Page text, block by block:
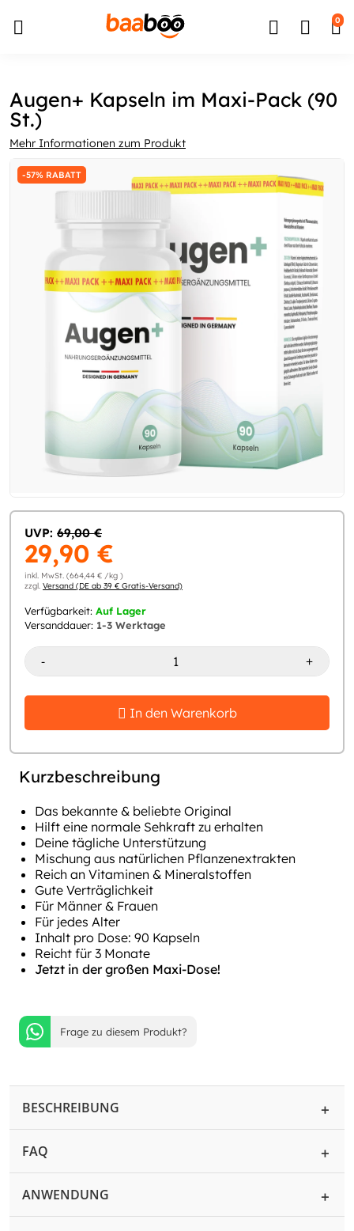
Zum Inhalt springen
Zum Menü springen
Barrierefreiheits-Widget öffnen 0
Augen+ Kapseln im Maxi-Pack (90
St.)
Mehr Informationen zum Produkt
-57% RABATT
Kurzbeschreibung
Das bekannte & beliebte Original
Hilft eine normale Sehkraft zu erhalten
Deine tägliche Unterstützung
Mischung aus natürlichen Pflanzenextrakten
Reich an Vitaminen & Mineralstoffen
Gute Verträglichkeit
Für Männer & Frauen
Für jedes Alter
Inhalt pro Dose: 90 Kapseln
Reicht für 3 Monate
Jetzt in der großen Maxi-Dose!
Frage zu diesem Produkt?
UVP: 69,00 €
29,90 €
inkl. MwSt. (664,44 € /kg )
zzgl. Versand (DE ab 39 € Gratis-Versand)
Verfügbarkeit: Auf Lager
Versanddauer: 1-3 Werktage
- +
In den Warenkorb
BESCHREIBUNG
FAQ
ANWENDUNG